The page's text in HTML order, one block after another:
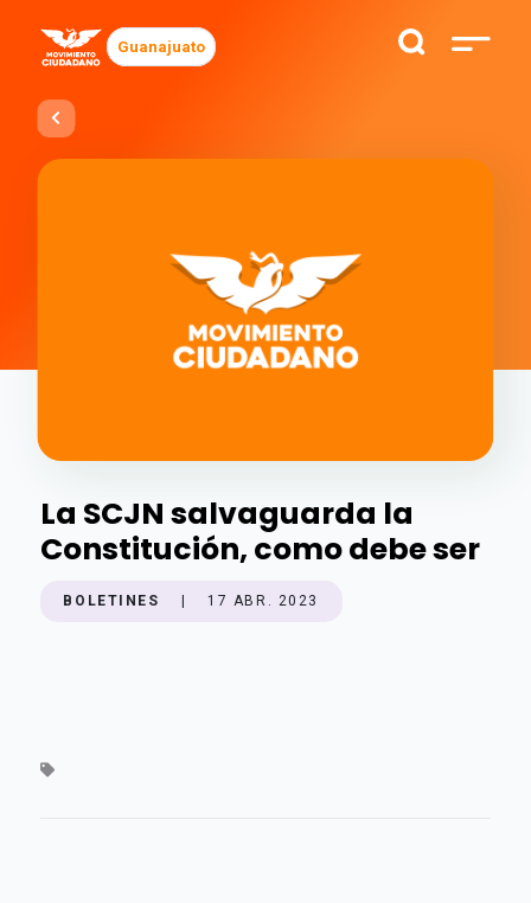
Guanajuato
La SCJN salvaguarda la
Constitución, como debe ser
BOLETINES 17 ABR. 2023